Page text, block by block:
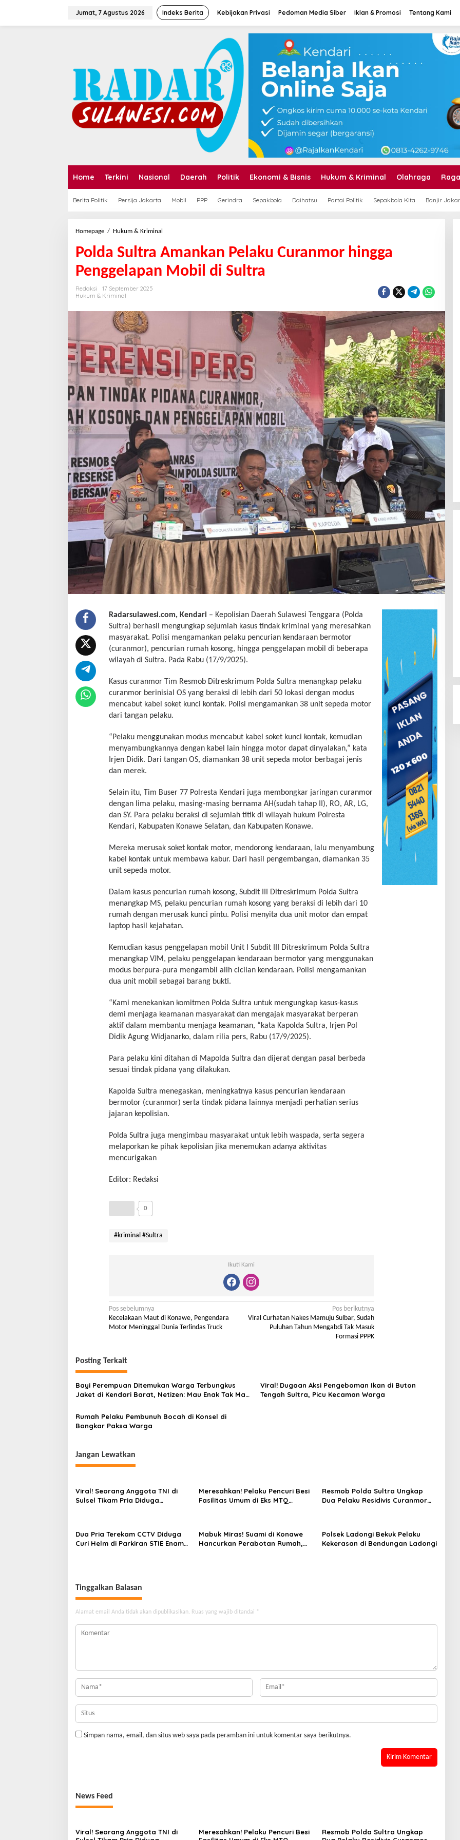
Jumat, 7 Agustus 2026 Indeks Berita Kebijakan Privasi Pedoman Media Siber Iklan & Promosi Tentang Kami
Home Terkini Nasional Daerah Politik Ekonomi & Bisnis Hukum & Kriminal Olahraga
Berita Politik Persija Jakarta Mobil PPP Gerindra Sepakbola Daihatsu Partai Politik Sepakbola Kita Banjir
Homepage / Hukum & Kriminal
Polda Sultra Amankan Pelaku Curanmor hingga
Penggelapan Mobil di Sultra
Redaksi
17 September 2025
Hukum & Kriminal
Radarsulawesi.com, Kendari– Kepolisian Daerah Sulawesi Tenggara (Polda
Sultra) berhasil mengungkap sejumlah kasus tindak kriminal yang meresahkan
masyarakat. Polisi mengamankan pelaku pencurian kendaraan bermotor
(curanmor), pencurian rumah kosong, hingga penggelapan mobil di beberapa
wilayah di Sultra. Pada Rabu (17/9/2025).
Kasus curanmor Tim Resmob Ditreskrimum Polda Sultra menangkap pelaku
curanmor berinisial OS yang beraksi di lebih dari 50 lokasi dengan modus
mencabut kabel soket kunci kontak. Polisi mengamankan 38 unit sepeda motor
dari tangan pelaku.
“Pelaku menggunakan modus mencabut kabel soket kunci kontak, kemudian
menyambungkannya dengan kabel lain hingga motor dapat dinyalakan,” kata
Irjen Didik. Dari tangan OS, diamankan 38 unit sepeda motor berbagai jenis
dan merek.
Selain itu, Tim Buser 77 Polresta Kendari juga membongkar jaringan curanmor
dengan lima pelaku, masing-masing bernama AH(sudah tahap II), RO, AR, LG,
dan SY. Para pelaku beraksi di sejumlah titik di wilayah hukum Polresta
Kendari, Kabupaten Konawe Selatan, dan Kabupaten Konawe.
Mereka merusak soket kontak motor, mendorong kendaraan, lalu menyambung
kabel kontak untuk membawa kabur. Dari hasil pengembangan, diamankan 35
unit sepeda motor.
Dalam kasus pencurian rumah kosong, Subdit III Ditreskrimum Polda Sultra
menangkap MS, pelaku pencurian rumah kosong yang beraksi di lebih dari 10
rumah dengan merusak kunci pintu. Polisi menyita dua unit motor dan empat
laptop hasil kejahatan.
Kemudian kasus penggelapan mobil Unit I Subdit III Ditreskrimum Polda Sultra
menangkap VJM, pelaku penggelapan kendaraan bermotor yang menggunakan
modus berpura-pura mengambil alih cicilan kendaraan. Polisi mengamankan
dua unit mobil sebagai barang bukti.
“Kami menekankan komitmen Polda Sultra untuk mengungkap kasus-kasus
demi menjaga keamanan masyarakat dan mengajak masyarakat berperan
aktif dalam membantu menjaga keamanan, “kata Kapolda Sultra, Irjen Pol
Didik Agung Widjanarko, dalam rilia pers, Rabu (17/9/2025).
Para pelaku kini ditahan di Mapolda Sultra dan dijerat dengan pasal berbeda
sesuai tindak pidana yang dilakukan.
Kapolda Sultra menegaskan, meningkatnya kasus pencurian kendaraan
bermotor (curanmor) serta tindak pidana lainnya menjadi perhatian serius
jajaran kepolisian.
Polda Sultra juga mengimbau masyarakat untuk lebih waspada, serta segera
melaporkan ke pihak kepolisian jika menemukan adanya aktivitas
mencurigakan
Editor: Redaksi
0
#kriminal #Sultra
Ikuti Kami
Pos sebelumnya
Kecelakaan Maut di Konawe, Pengendara
Motor Meninggal Dunia Terlindas Truck
Pos berikutnya
Viral Curhatan Nakes Mamuju Sulbar, Sudah
Puluhan Tahun Mengabdi Tak Masuk
Formasi PPPK
Posting Terkait
Bayi Perempuan Ditemukan Warga Terbungkus
Jaket di Kendari Barat, Netizen: Mau Enak Tak Mau
Viral! Dugaan Aksi Pengeboman Ikan di Buton
Tengah Sultra, Picu Kecaman Warga
Rumah Pelaku Pembunuh Bocah di Konsel di
Bongkar Paksa Warga
Jangan Lewatkan
Viral! Seorang Anggota TNI di
Sulsel Tikam Pria Diduga
Meresahkan! Pelaku Pencuri Besi
Fasilitas Umum di Eks MTQ
Resmob Polda Sultra Ungkap
Dua Pelaku Residivis Curanmor
Dua Pria Terekam CCTV Diduga
Curi Helm di Parkiran STIE Enam
Mabuk Miras! Suami di Konawe
Hancurkan Perabotan Rumah,
Polsek Ladongi Bekuk Pelaku
Kekerasan di Bendungan Ladongi
Tinggalkan Balasan
Alamat email Anda tidak akan dipublikasikan. Ruas yang wajib ditandai *
Simpan nama, email, dan situs web saya pada peramban ini untuk komentar saya berikutnya.
News Feed
Viral! Seorang Anggota TNI di
Meresahkan! Pelaku Pencuri Besi
Resmob Polda Sultra Ungkap